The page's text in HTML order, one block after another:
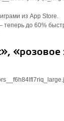
из App Store.
теперь до 60%